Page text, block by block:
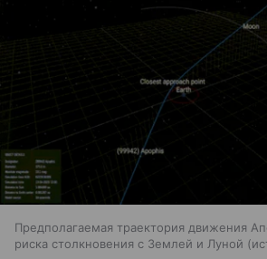
Предполагаемая траектория движения
риска столкновения с Землей и Луной